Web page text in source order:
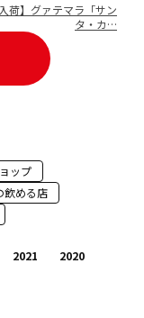
入荷】グァテマラ「サン
タ・カ…
ップ
飲める店
2021
2020